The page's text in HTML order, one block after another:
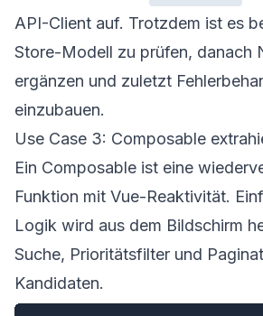
API-Client auf. Trotzdem ist es
Store-Modell zu prüfen, danach
ergänzen und zuletzt
einzubauen.
Use Case 3: Composable
Ein Composable ist eine
Funktion mit Vue-Reaktivität.
Logik wird aus dem Bildschirm
Suche, Prioritätsfilter und
Kandidaten.